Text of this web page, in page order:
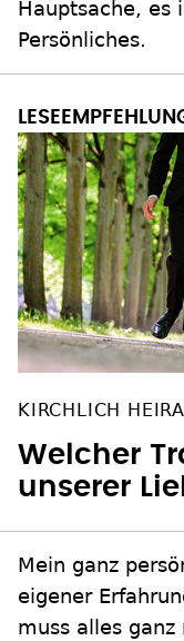
Hauptsache, es
Persönliches.
KIRCHLICH
Welcher
unserer
Mein ganz
eigener
muss alles ganz